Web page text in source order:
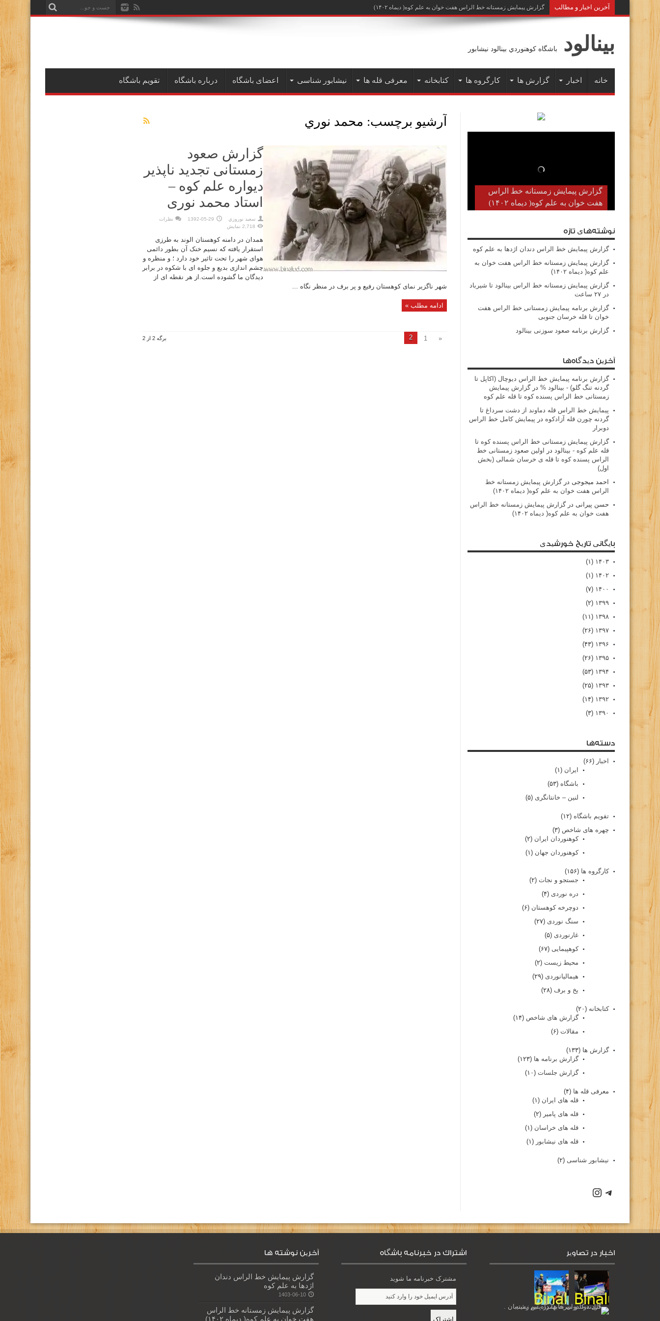
آخرين اخبار و مطالب گزارش پیمایش زمستانه خط الراس هفت خوان به علم کوه( دیماه ۱۴۰۲)
بينالود باشگاه كوهنوردي بينالود نيشابور
خانه اخبار گزارش ها کارگروه ها کتابخانه معرفی قله ها نیشابور شناسی اعضای باشگاه درباره باشگاه تقویم باشگاه
آرشیو برچسب: محمد نوري
گزارش صعود
زمستانی تجدید ناپذیر
دیواره علم کوه –
استاد محمد نوری
سعيد نوروزي 1392-05-29
نظرات
2,718 نمایش
همدان در دامنه کوهستان الوند به طرزی
استقرار یافته که نسیم خنک آن بطور دائمی
هوای شهر را تحت تاثیر خود دارد ؛ و منظره و
چشم اندازی بدیع و جلوه ای با شکوه در برابر
دیدگان ما گشوده است.از هر نقطه ای از
شهر ناگزیر نمای کوهستان رفیع و پر برف در منظر نگاه ...
ادامه مطلب »
برگه 2 از 2 «
1
2
گزارش پیمایش زمستانه خط الراس
هفت خوان به علم کوه( دیماه ۱۴۰۲)
نوشته‌های تازه
گزارش پیمایش خط الراس دندان اژدها به علم کوه
گزارش پیمایش زمستانه خط الراس هفت خوان به
علم کوه( دیماه ۱۴۰۲)
گزارش پیمایش زمستانه خط الراس بینالود تا شیرباد
در ۲۷ ساعت
گزارش برنامه پیمایش زمستانی خط الراس هفت
خوان تا قله خرسان جنوبی
گزارش برنامه صعود سوزنی بینالود
آخرین دیدگاه‌ها
گزارش برنامه پيمايش خط الراس ديوچال (اكاپل تا
گردنه تنگ گلو) - بينالود % درگزارش پیمایش
زمستانی خط الراس پسنده کوه تا قله علم کوه
پيمايش خط الراس قله دماوند از دشت سرداغ تا
گردنه چورن قله آزادكوه در پیمایش کامل خط الراس
دوبرار
گزارش پیمایش زمستانی خط الراس پسنده کوه تا
قله علم کوه - بينالود در
اولین صعود زمستانی خط
الراس پسنده کوه تا قله ی خرسان شمالی (بخش
اول)
احمد میجوجی درگزارش پیمایش زمستانه خط
الراس هفت خوان به علم کوه( دیماه ۱۴۰۲)
حسن پیرانی درگزارش پیمایش زمستانه خط الراس
هفت خوان به علم کوه( دیماه ۱۴۰۲)
بایگانی تاریخ خورشیدی
۱۴۰۳ (۱)
۱۴۰۲ (۱)
۱۴۰۰ (۷)
۱۳۹۹ (۲)
۱۳۹۸ (۱۱)
۱۳۹۷ (۲۶)
۱۳۹۶ (۴۳)
۱۳۹۵ (۲۶)
۱۳۹۴ (۵۳)
۱۳۹۳ (۲۵)
۱۳۹۲ (۱۴)
۱۳۹۰ (۳)
دسته‌ها
اخبار (۶۶)
ایران (۱)
باشگاه (۵۳)
لنین – خانتانگری (۵)
تقویم باشگاه (۱۲)
چهره های شاخص (۳)
کوهنوردان ایران (۲)
کوهنوردان جهان (۱)
کارگروه ها (۱۵۶)
جستجو و نجات (۲)
دره نوردی (۴)
دوچرخه کوهستان (۶)
سنگ نوردی (۲۷)
غارنوردی (۵)
کوهپیمایی (۶۷)
محیط زیست (۲)
هیمالیانوردی (۲۹)
یخ و برف (۲۸)
کتابخانه (۲۰)
گزارش های شاخص (۱۴)
مقالات (۶)
گزارش ها (۱۳۳)
گزارش برنامه ها (۱۲۳)
گزارش جلسات (۱۰)
معرفی قله ها (۴)
قله های ایران (۱)
قله های پامیر (۲)
قله های خراسان (۱)
قله های نیشابور (۱)
نیشابور شناسی (۲)
اخبار در تصاویر اشتراك در خبرنامه باشگاه
مشترک خبرنامه ما شوید
آخرین نوشته ها
گزارش پیمایش خط الراس دندان
اژدها به علم کوه
1403-06-10
گزارش پیمایش زمستانه خط الراس
هفت خوان به علم کوه( دیماه ۱۴۰۲)